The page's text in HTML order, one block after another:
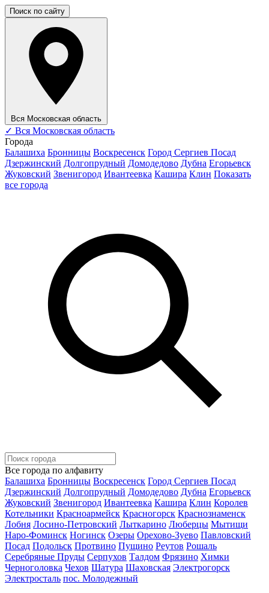
Поиск по сайту
Вся Московская область
✓ Вся Московская область
Города
Балашиха Бронницы Воскресенск Город Сергиев Посад
Дзержинский Долгопрудный Домодедово Дубна Егорьевск
Жуковский Звенигород Ивантеевка Кашира Клин Показать
все города
Все города по алфавиту
Балашиха Бронницы Воскресенск Город Сергиев Посад
Дзержинский Долгопрудный Домодедово Дубна Егорьевск
Жуковский Звенигород Ивантеевка Кашира Клин Королев
Котельники Красноармейск Красногорск Краснознаменск
Лобня Лосино-Петровский Лыткарино Люберцы Мытищи
Наро-Фоминск Ногинск Озеры Орехово-Зуево Павловский
Посад Подольск Протвино Пущино Реутов Рошаль
Серебряные Пруды Серпухов Талдом Фрязино Химки
Черноголовка Чехов Шатура Шаховская Электрогорск
Электросталь пос. Молодежный